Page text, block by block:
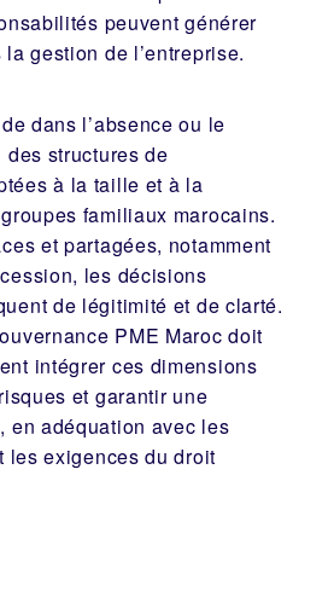
peuvent générer
gestion de l’entreprise.
dans l’absence ou le
structures de
à la taille et à la
familiaux marocains.
et partagées, notamment
les décisions
de légitimité et de clarté.
PME Maroc doit
intégrer ces dimensions
et garantir une
en adéquation avec les
les exigences du droit